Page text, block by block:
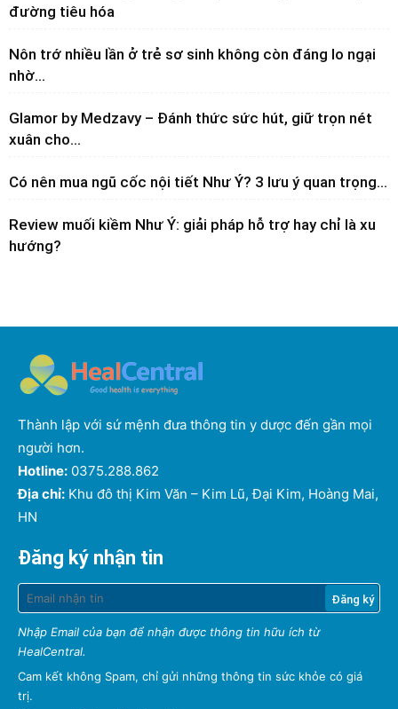
đường tiêu hóa
Nôn trớ nhiều lần ở trẻ sơ sinh không còn đáng lo ngại
nhờ...
Glamor by Medzavy – Đánh thức sức hút, giữ trọn nét
xuân cho...
Có nên mua ngũ cốc nội tiết Như Ý? 3 lưu ý quan trọng...
Review muối kiềm Như Ý: giải pháp hỗ trợ hay chỉ là xu
hướng?
Thành lập với sứ mệnh đưa thông tin y dược đến gần mọi
người hơn.
Hotline: 0375.288.862
Địa chỉ: Khu đô thị Kim Văn – Kim Lũ, Đại Kim, Hoàng Mai,
HN
Đăng ký nhận tin
Nhập Email của bạn để nhận được thông tin hữu ích từ
HealCentral.
Cam kết không Spam, chỉ gửi những thông tin sức khỏe có giá
trị.